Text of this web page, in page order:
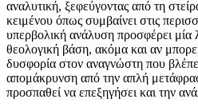
αναλυτική, ξεφεύγοντας από τη
κειμένου όπως συμβαίνει στις
υπερβολική ανάλυση προσφέρει μία
θεολογική βάση, ακόμα και αν
δυσφορία στον αναγνώστη που
απομάκρυνση από την απλή
προσπαθεί να επεξηγήσει και την